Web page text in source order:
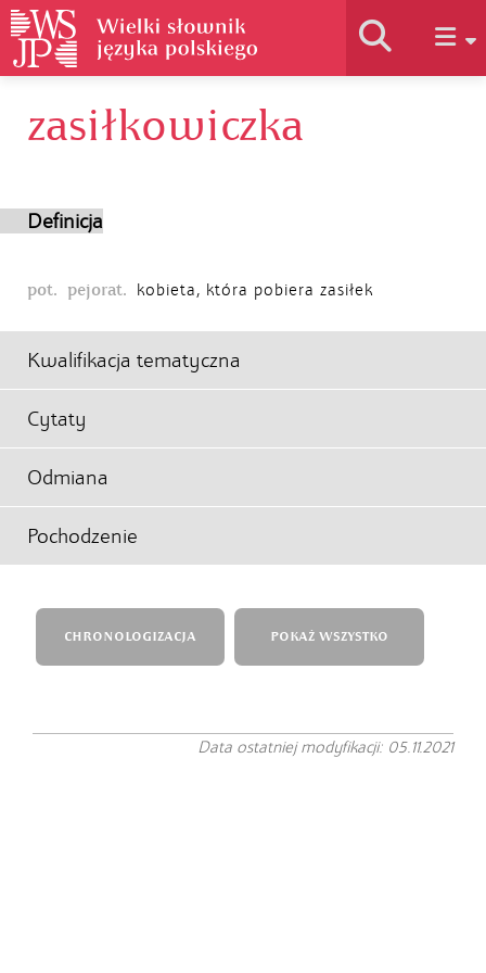
Historia słownika
zasiłkowiczka
Definicja
pot. pejorat. kobieta, która pobiera zasiłek
Kwalifikacja tematyczna
Cytaty
Odmiana
Pochodzenie
CHRONOLOGIZACJA POKAŻ WSZYSTKO
Data ostatniej modyfikacji: 05.11.2021